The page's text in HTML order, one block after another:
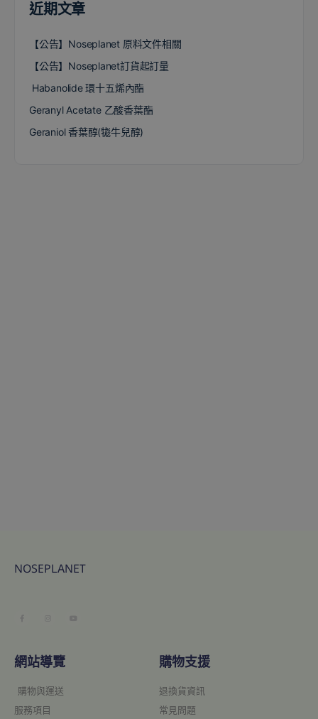
近期文章
【公告】Noseplanet 原料文件相關
【公告】Noseplanet訂貨起訂量
Habanolide 環十五烯內酯
Geranyl Acetate 乙酸香葉酯
Geraniol 香葉醇(牻牛兒醇)
NOSEPLANET
網站導覽
購物與運送
服務項目
購物支援
退換貨資訊
常見問題